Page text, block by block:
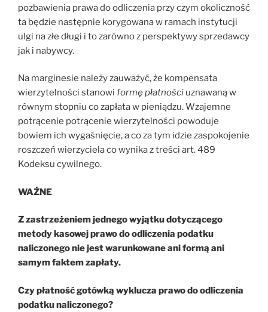
pozbawienia prawa do odliczenia przy czym okoliczność
ta będzie następnie korygowana w ramach instytucji
ulgi na złe długi i to zarówno z perspektywy sprzedawcy
jak i nabywcy.
Na marginesie należy zauważyć, że kompensata
wierzytelności stanowi formę płatności uznawaną w
równym stopniu co zapłata w pieniądzu. Wzajemne
potrącenie potrącenie wierzytelności powoduje
bowiem ich wygaśnięcie, a co za tym idzie zaspokojenie
roszczeń wierzyciela co wynika z treści art. 489
Kodeksu cywilnego.
WAŻNE
Z zastrzeżeniem jednego wyjątku dotyczącego
metody kasowej prawo do odliczenia podatku
naliczonego nie jest warunkowane ani formą ani
samym faktem zapłaty.
Czy płatność gotówką wyklucza prawo do odliczenia
podatku naliczonego?